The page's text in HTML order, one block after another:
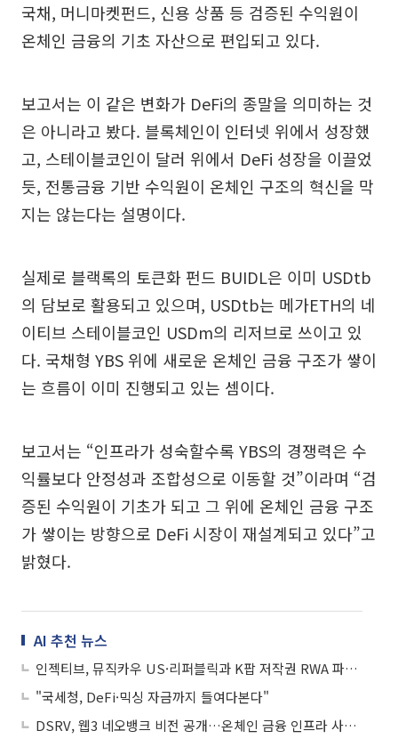
국채, 머니마켓펀드, 신용 상품 등 검증된 수익원이
온체인 금융의 기초 자산으로 편입되고 있다.
보고서는 이 같은 변화가 DeFi의 종말을 의미하는 것
은 아니라고 봤다. 블록체인이 인터넷 위에서 성장했
고, 스테이블코인이 달러 위에서 DeFi 성장을 이끌었
듯, 전통금융 기반 수익원이 온체인 구조의 혁신을 막
지는 않는다는 설명이다.
실제로 블랙록의 토큰화 펀드 BUIDL은 이미 USDtb
의 담보로 활용되고 있으며, USDtb는 메가ETH의 네
이티브 스테이블코인 USDm의 리저브로 쓰이고 있
다. 국채형 YBS 위에 새로운 온체인 금융 구조가 쌓이
는 흐름이 이미 진행되고 있는 셈이다.
보고서는 “인프라가 성숙할수록 YBS의 경쟁력은 수
익률보다 안정성과 조합성으로 이동할 것”이라며 “검
증된 수익원이 기초가 되고 그 위에 온체인 금융 구조
가 쌓이는 방향으로 DeFi 시장이 재설계되고 있다”고
밝혔다.
AI 추천 뉴스
인젝티브, 뮤직카우 US·리퍼블릭과 K팝 저작권 RWA 파트너십 체결
"국세청, DeFi·믹싱 자금까지 들여다본다"
DSRV, 웹3 네오뱅크 비전 공개…온체인 금융 인프라 사업 확장